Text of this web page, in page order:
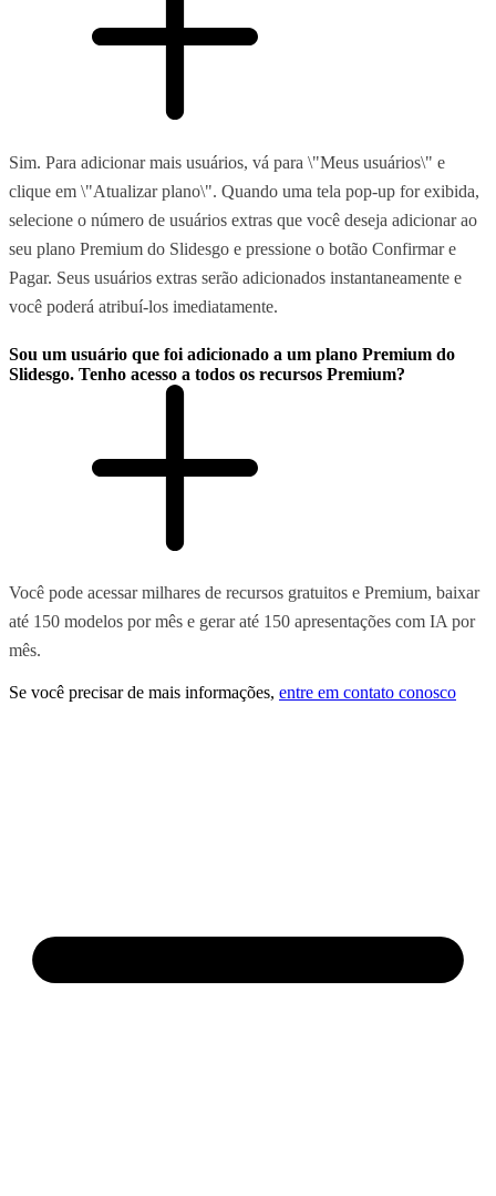
Sim. Para adicionar mais usuários, vá para \"Meus usuários\" e
clique em \"Atualizar plano\". Quando uma tela pop-up for exibida,
selecione o número de usuários extras que você deseja adicionar ao
seu plano Premium do Slidesgo e pressione o botão Confirmar e
Pagar. Seus usuários extras serão adicionados instantaneamente e
você poderá atribuí-los imediatamente.
Sou um usuário que foi adicionado a um plano Premium do
Slidesgo. Tenho acesso a todos os recursos Premium?
Você pode acessar milhares de recursos gratuitos e Premium, baixar
até 150 modelos por mês e gerar até 150 apresentações com IA por
mês.
Se você precisar de mais informações, entre em contato conosco